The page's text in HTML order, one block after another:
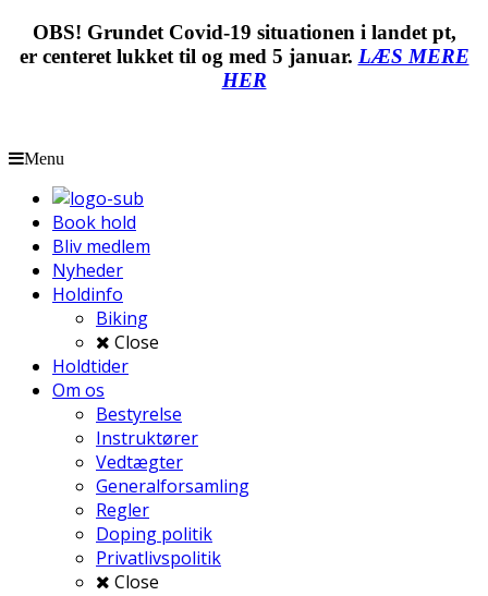
OBS! Grundet Covid-19 situationen i landet pt,
er centeret lukket til og med 5 januar. LÆS MERE
HER
Menu
Book hold
Bliv medlem
Nyheder
Holdinfo
Biking
Close
Holdtider
Om os
Bestyrelse
Instruktører
Vedtægter
Generalforsamling
Regler
Doping politik
Privatlivspolitik
Close